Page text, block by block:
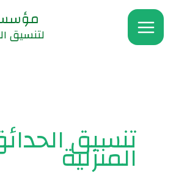
تخطي
المحتوى
لتنسيق
تنسيق
المنزلية